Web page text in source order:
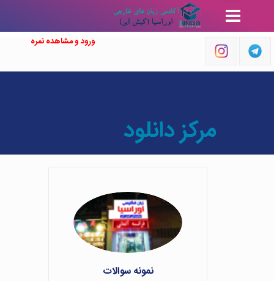
05138433116
Info@mkishair.com
ورود به محیط کاربری و مشاهده نمرات
ورود و مشاهده نمره
مرکز دانلود
نمونه سوالات